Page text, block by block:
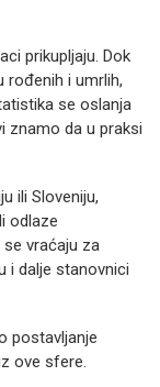
prikupljaju. Dok
rođenih i umrlih,
se oslanja
znamo da u praksi
ili Sloveniju,
odlaze
vraćaju za
i dalje stanovnici
postavljanje
ove sfere.